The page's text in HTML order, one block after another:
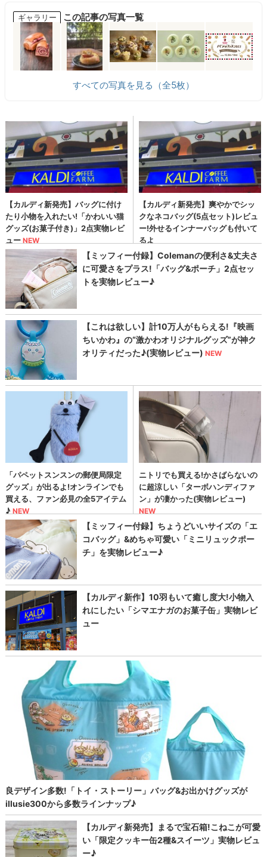
ギャラリー この記事の写真一覧
すべての写真を見る（全5枚）